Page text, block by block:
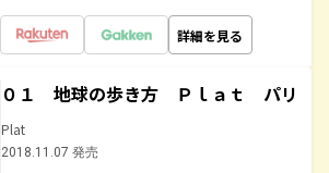
詳細を見る
０１ 地球の歩き方 Ｐｌａｔ パリ
Plat
2018.11.07 発売